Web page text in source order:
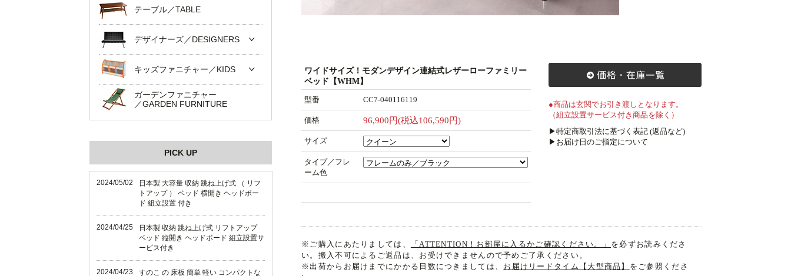
ワイドサイズ！モダンデザイン連結式レザーローファミリー
ベッド【WHM】
型番 CC7-040116119
価格 96,900円(税込106,590円)
サイズ
タイプ／フレ
ーム色
●商品は玄関でお引き渡しとなります。
（組立設置サービス付き商品を除く）
▶特定商取引法に基づく表記 (返品など)
▶お届け日のご指定について
※ご購入にあたりましては、 「ATTENTION！お部屋に入るかご確認ください。」 を必ずお読みくださ
い。搬入不可によるご返品は、お受けできませんので予めご了承ください。
※出荷からお届けまでにかかる日数につきましては、 お届けリードタイム【大型商品】 をご参照くださ
テーブル／TABLE
デザイナーズ／DESIGNERS
キッズファニチャー／KIDS
ガーデンファニチャー
／GARDEN FURNITURE
PICK UP
2024/05/02
日本製 大容量 収納 跳ね上げ式 （ リフ
トアップ ） ベッド 横開き ヘッドボー
ド 組立設置 付き
2024/04/25
日本製 収納 跳ね上げ式 リフトアップ
ベッド 縦開き ヘッドボード 組立設置サ
ービス付き
2024/04/23
すのこ の 床板 簡単 軽い コンパクトな